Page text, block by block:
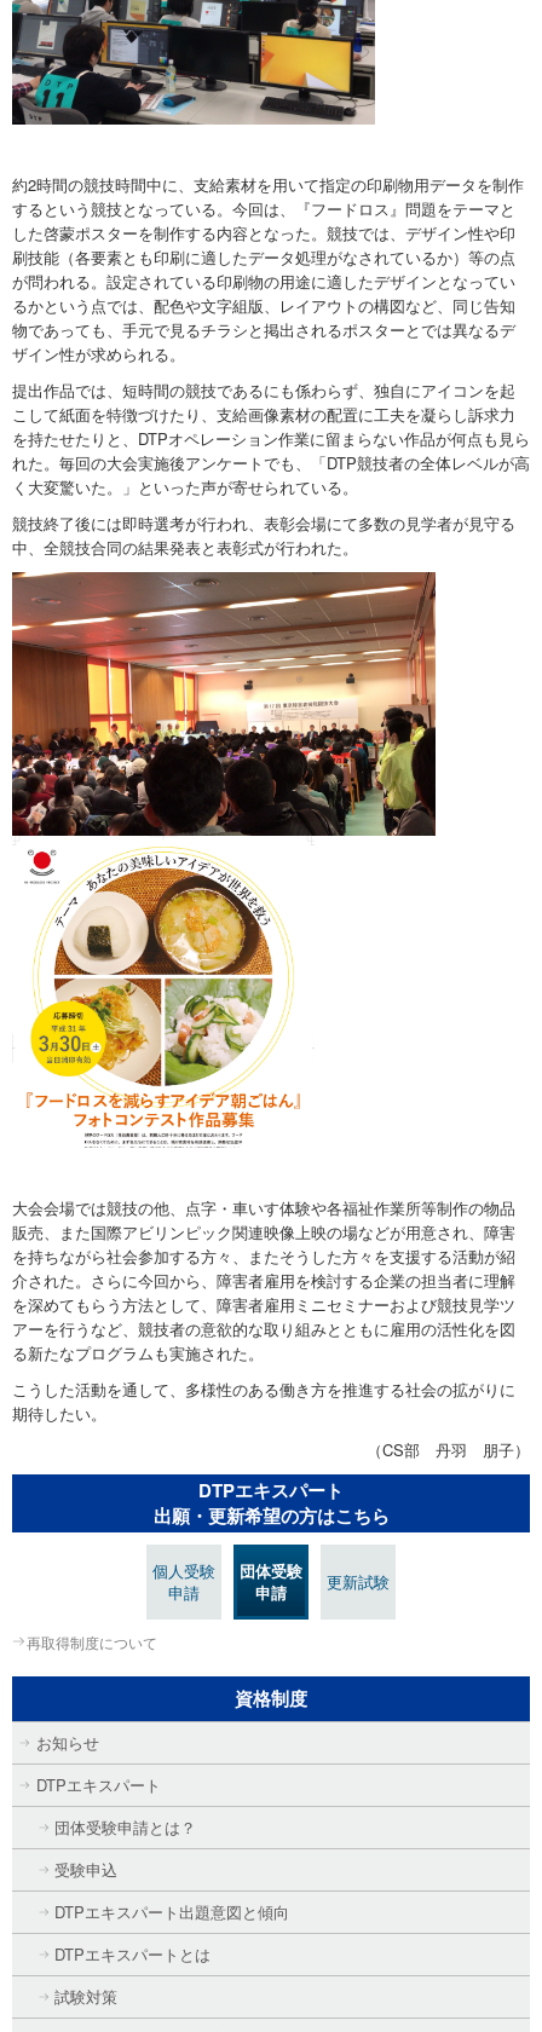
約2時間の競技時間中に、支給素材を用いて指定の印刷物用データを制作
するという競技となっている。今回は、『フードロス』問題をテーマと
した啓蒙ポスターを制作する内容となった。競技では、デザイン性や印
刷技能（各要素とも印刷に適したデータ処理がなされているか）等の点
が問われる。設定されている印刷物の用途に適したデザインとなってい
るかという点では、配色や文字組版、レイアウトの構図など、同じ告知
物であっても、手元で見るチラシと掲出されるポスターとでは異なるデ
ザイン性が求められる。
提出作品では、短時間の競技であるにも係わらず、独自にアイコンを起
こして紙面を特徴づけたり、支給画像素材の配置に工夫を凝らし訴求力
を持たせたりと、DTPオペレーション作業に留まらない作品が何点も見ら
れた。毎回の大会実施後アンケートでも、「DTP競技者の全体レベルが高
く大変驚いた。」といった声が寄せられている。
競技終了後には即時選考が行われ、表彰会場にて多数の見学者が見守る
中、全競技合同の結果発表と表彰式が行われた。
大会会場では競技の他、点字・車いす体験や各福祉作業所等制作の物品
販売、また国際アビリンピック関連映像上映の場などが用意され、障害
を持ちながら社会参加する方々、またそうした方々を支援する活動が紹
介された。さらに今回から、障害者雇用を検討する企業の担当者に理解
を深めてもらう方法として、障害者雇用ミニセミナーおよび競技見学ツ
アーを行うなど、競技者の意欲的な取り組みとともに雇用の活性化を図
る新たなプログラムも実施された。
こうした活動を通して、多様性のある働き方を推進する社会の拡がりに
期待したい。
（CS部 丹羽 朋子）
DTPエキスパート
出願・更新希望の方はこちら
個人受験
申請
団体受験
申請
更新試験
再取得制度について
資格制度
お知らせ
DTPエキスパート
団体受験申請とは？
受験申込
DTPエキスパート出題意図と傾向
DTPエキスパートとは
試験対策